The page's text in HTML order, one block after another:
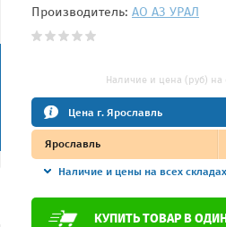
Производитель: АО АЗ УРАЛ
Наличие и цена (руб) на
Цена г. Ярославль
Ярославль
Наличие и цены на всех
КУПИТЬ ТОВАР В